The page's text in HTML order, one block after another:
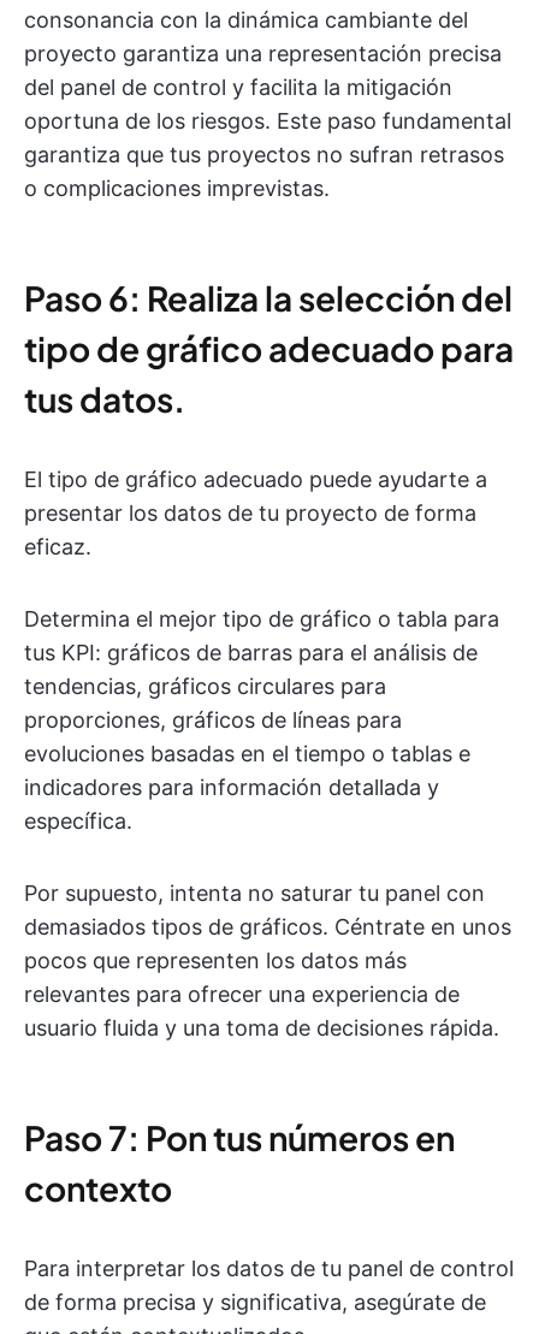
consonancia con la dinámica cambiante del
proyecto garantiza una representación precisa
del panel de control y facilita la mitigación
oportuna de los riesgos. Este paso fundamental
garantiza que tus proyectos no sufran retrasos
o complicaciones imprevistas.
Paso 6: Realiza la selección del
tipo de gráfico adecuado para
tus datos.
El tipo de gráfico adecuado puede ayudarte a
presentar los datos de tu proyecto de forma
eficaz.
Determina el mejor tipo de gráfico o tabla para
tus KPI: gráficos de barras para el análisis de
tendencias, gráficos circulares para
proporciones, gráficos de líneas para
evoluciones basadas en el tiempo o tablas e
indicadores para información detallada y
específica.
Por supuesto, intenta no saturar tu panel con
demasiados tipos de gráficos. Céntrate en unos
pocos que representen los datos más
relevantes para ofrecer una experiencia de
usuario fluida y una toma de decisiones rápida.
Paso 7: Pon tus números en
contexto
Para interpretar los datos de tu panel de control
de forma precisa y significativa, asegúrate de